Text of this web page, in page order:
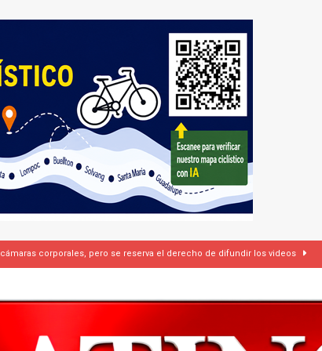
pacto de defensa mutua ante escalada de tensiones en Oriente Medio
1 – Colombia 1 DEPORTE
a ley de Texas que permite a la policía detener a migrantes